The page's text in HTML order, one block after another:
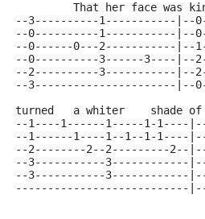
That her face
--3----------1-----------|--
--0----------1-----------|--
--0------0---2-----------|--
--0----------3------3----|--
--2----------3-----------|--
--3----------------------|--
turned   a whiter    shade
--1----1------1-----1-1----
--1------1----1--1--1-1----
--2--------2--2---------2--
--3-----------3------------
--3-----------3------------
---------------------------